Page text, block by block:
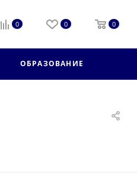
0 0 0
ОБРАЗОВАНИЕ